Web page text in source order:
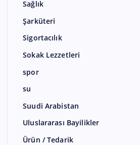
Sağlık
Şarküteri
Sigortacılık
Sokak Lezzetleri
spor
su
Suudi Arabistan
Uluslararası Bayilikler
Ürün / Tedarik